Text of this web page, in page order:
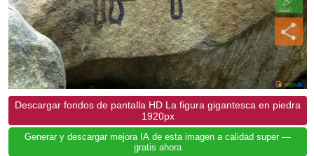
Descargar fondos de pantalla HD La figura gigantesca en piedra
1920px
Generar y descargar mejora IA de esta imagen a calidad super —
gratis ahora